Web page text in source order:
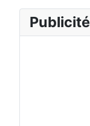
Publicité